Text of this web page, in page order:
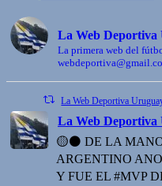
La Web Deportiva
La primera web del
La Web Deportiva
La Web Deportiva
🟡⚫️ DE LA
ARGENTINO
Y FUE EL #MVP